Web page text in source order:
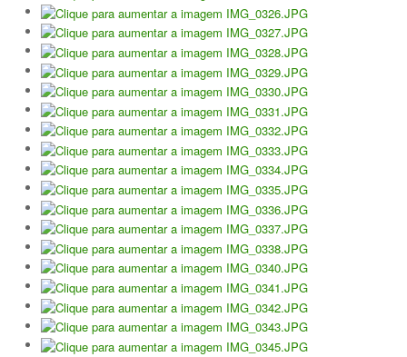
Jogar em Terra Batida
Boas Práticas, Bons Jogos
Regras do Ténis
Links Úteis
Azinhaga da Fonte Velha 32 Paço do Lumiar - Lisboa 1600-461
geral.ctpl@gmail.com
965486199 - incluindo
Marcação de Courts
Enviar E-mail através de Formulário
Escola